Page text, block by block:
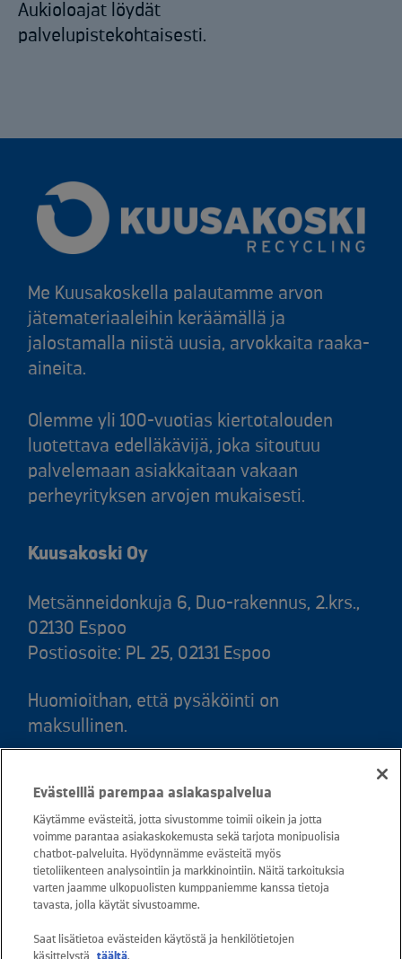
Aukioloajat löydät
palvelupistekohtaisesti.
Me Kuusakoskella palautamme arvon
jätemateriaaleihin keräämällä ja
jalostamalla niistä uusia, arvokkaita raaka-
aineita.
Olemme yli 100-vuotias kiertotalouden
luotettava edelläkävijä, joka sitoutuu
palvelemaan asiakkaitaan vakaan
perheyrityksen arvojen mukaisesti.
Kuusakoski Oy
Metsänneidonkuja 6, Duo-rakennus, 2.krs.,
02130 Espoo
Postiosoite: PL 25, 02131 Espoo
Huomioithan, että pysäköinti on
maksullinen.
snt/puhelu + 16,69 snt/min)
Asiakaspalvelu: 0800 30880
avoinna arkisin ma - pe klo 8-16
sähköposti:
Evästeillä parempaa asiakaspalvelua
Käytämme evästeitä, jotta sivustomme toimii oikein ja jotta
voimme parantaa asiakaskokemusta sekä tarjota monipuolisia
chatbot-palveluita. Hyödynnämme evästeitä myös
tietoliikenteen analysointiin ja markkinointiin. Näitä tarkoituksia
varten jaamme ulkopuolisten kumppaniemme kanssa tietoja
tavasta, jolla käytät sivustoamme.
Saat lisätietoa evästeiden käytöstä ja henkilötietojen
käsittelystä
täältä.